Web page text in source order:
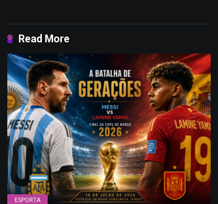
Read More
ESPORTA